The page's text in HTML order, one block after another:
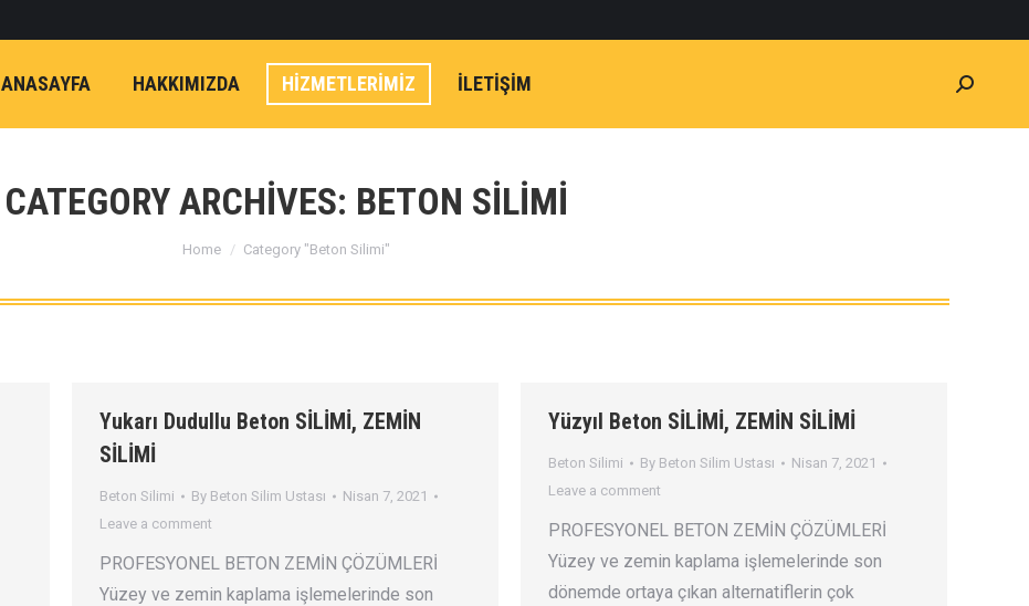
ANASAYFA HAKKIMIZDA HİZMETLERİMİZ İLETIŞIM Search:
CATEGORY ARCHIVES: BETON SILIMI
You are here:
Home Category "Beton Silimi"
Yukarı Dudullu Beton SİLİMİ, ZEMİN
SİLİMİ
Beton Silimi By Beton Silim Ustası
Nisan 7, 2021
Leave a comment
PROFESYONEL BETON ZEMİN ÇÖZÜMLERİ
Yüzey ve zemin kaplama işlemelerinde son
Yüzyıl Beton SİLİMİ, ZEMİN SİLİMİ
Beton Silimi By Beton Silim Ustası
Nisan 7, 2021
Leave a comment
PROFESYONEL BETON ZEMİN ÇÖZÜMLERİ
Yüzey ve zemin kaplama işlemelerinde son
dönemde ortaya çıkan alternatiflerin çok